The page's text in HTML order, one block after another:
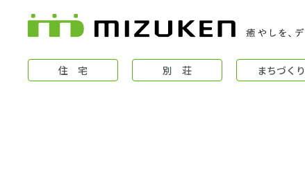
住 宅 別 荘 まちづくり